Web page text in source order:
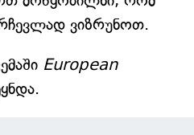
ვიზრუნოთ.
European